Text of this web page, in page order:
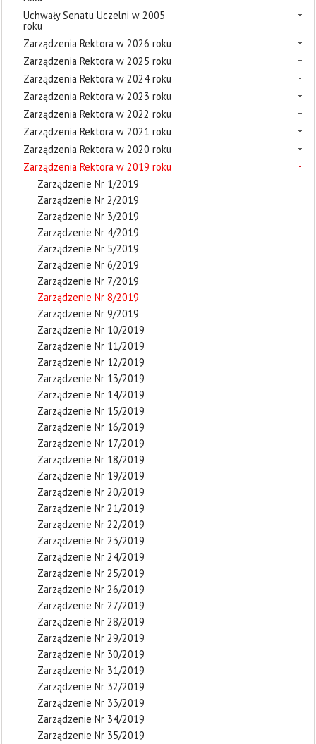
Uchwały Senatu Uczelni w 2005
roku
Zarządzenia Rektora w 2026 roku
Zarządzenia Rektora w 2025 roku
Zarządzenia Rektora w 2024 roku
Zarządzenia Rektora w 2023 roku
Zarządzenia Rektora w 2022 roku
Zarządzenia Rektora w 2021 roku
Zarządzenia Rektora w 2020 roku
Zarządzenia Rektora w 2019 roku
Zarządzenie Nr 1/2019
Zarządzenie Nr 2/2019
Zarządzenie Nr 3/2019
Zarządzenie Nr 4/2019
Zarządzenie Nr 5/2019
Zarządzenie Nr 6/2019
Zarządzenie Nr 7/2019
Zarządzenie Nr 8/2019
Zarządzenie Nr 9/2019
Zarządzenie Nr 10/2019
Zarządzenie Nr 11/2019
Zarządzenie Nr 12/2019
Zarządzenie Nr 13/2019
Zarządzenie Nr 14/2019
Zarządzenie Nr 15/2019
Zarządzenie Nr 16/2019
Zarządzenie Nr 17/2019
Zarządzenie Nr 18/2019
Zarządzenie Nr 19/2019
Zarządzenie Nr 20/2019
Zarządzenie Nr 21/2019
Zarządzenie Nr 22/2019
Zarządzenie Nr 23/2019
Zarządzenie Nr 24/2019
Zarządzenie Nr 25/2019
Zarządzenie Nr 26/2019
Zarządzenie Nr 27/2019
Zarządzenie Nr 28/2019
Zarządzenie Nr 29/2019
Zarządzenie Nr 30/2019
Zarządzenie Nr 31/2019
Zarządzenie Nr 32/2019
Zarządzenie Nr 33/2019
Zarządzenie Nr 34/2019
Zarządzenie Nr 35/2019